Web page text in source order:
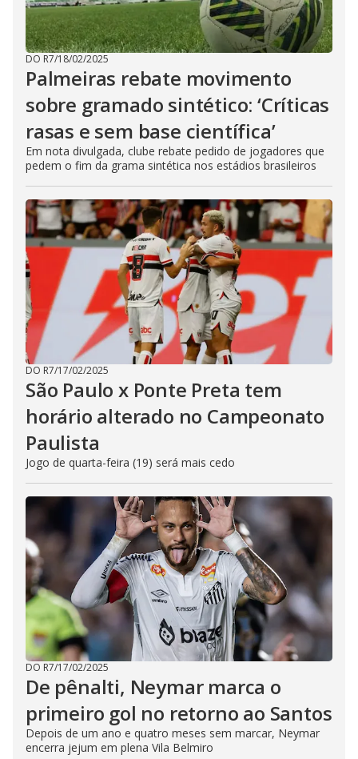
DO R7/18/02/2025
Palmeiras rebate movimento
sobre gramado sintético: ‘Críticas
rasas e sem base científica’
Em nota divulgada, clube rebate pedido de jogadores que
pedem o fim da grama sintética nos estádios brasileiros
DO R7/17/02/2025
São Paulo x Ponte Preta tem
horário alterado no Campeonato
Paulista
Jogo de quarta-feira (19) será mais cedo
DO R7/17/02/2025
De pênalti, Neymar marca o
primeiro gol no retorno ao Santos
Depois de um ano e quatro meses sem marcar, Neymar
encerra jejum em plena Vila Belmiro